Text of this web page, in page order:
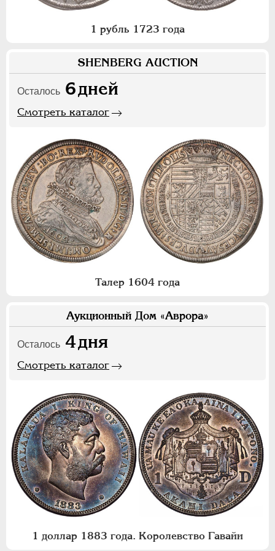
1 рубль 1723 года
SHENBERG AUCTION
Осталось 6дней
Смотреть каталог
Талер 1604 года
Аукционный Дом «Аврора»
Осталось 4дня
Смотреть каталог
1 доллар 1883 года. Королевство Гавайи